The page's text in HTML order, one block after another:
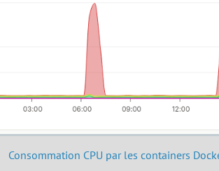
Consommation CPU par les containers